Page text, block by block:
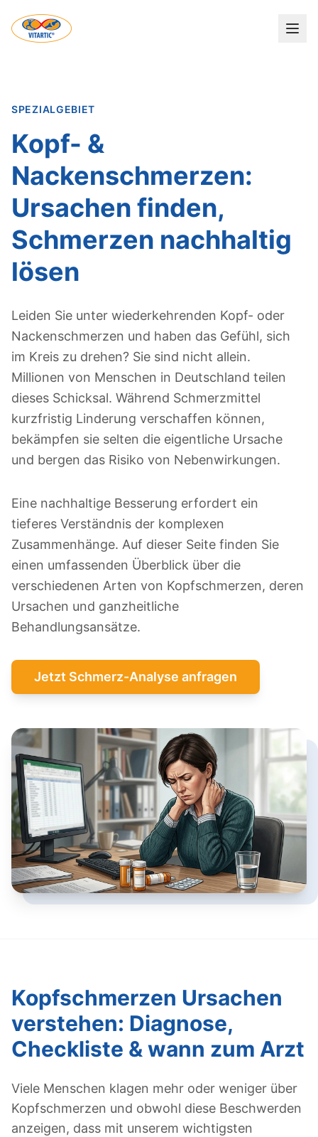
SPEZIALGEBIET
Kopf- &
Nackenschmerzen:
Ursachen finden,
Schmerzen nachhaltig
lösen
Leiden Sie unter wiederkehrenden Kopf- oder
Nackenschmerzen und haben das Gefühl, sich
im Kreis zu drehen? Sie sind nicht allein.
Millionen von Menschen in Deutschland teilen
dieses Schicksal. Während Schmerzmittel
kurzfristig Linderung verschaffen können,
bekämpfen sie selten die eigentliche Ursache
und bergen das Risiko von Nebenwirkungen.
Eine nachhaltige Besserung erfordert ein
tieferes Verständnis der komplexen
Zusammenhänge. Auf dieser Seite finden Sie
einen umfassenden Überblick über die
verschiedenen Arten von Kopfschmerzen, deren
Ursachen und ganzheitliche
Behandlungsansätze.
Jetzt Schmerz-Analyse anfragen
Kopfschmerzen Ursachen
verstehen: Diagnose,
Checkliste & wann zum Arzt
Viele Menschen klagen mehr oder weniger über
Kopfschmerzen und obwohl diese Beschwerden
anzeigen, dass mit unserem wichtigsten